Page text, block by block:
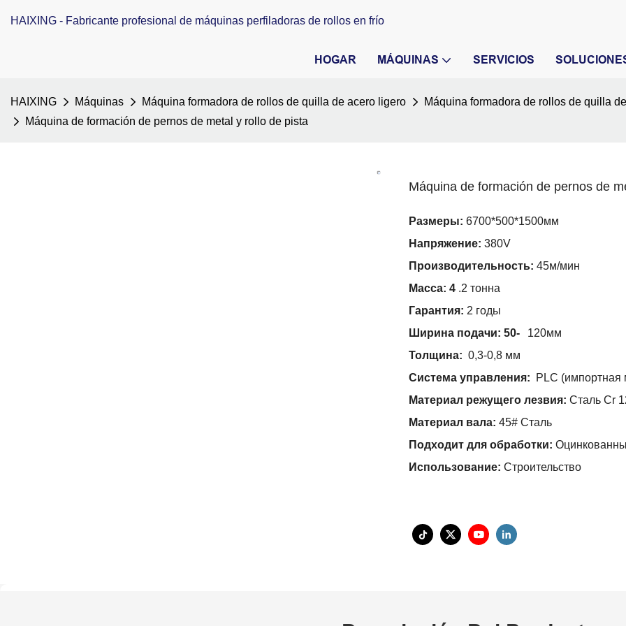
HAIXING - Fabricante profesional de máquinas perfiladoras de rollos en frío
HOGAR MÁQUINAS SERVICIOS
HAIXING Máquinas Máquina formadora de rollos de quilla de acero ligero
Máquina formadora de rollos de quilla
Máquina de formación de pernos de metal y rollo de pista
Máquina de formación de pernos de
Размеры: 6700*500*1500мм
Напряжение: 380V
Производительность: 45м/мин
Масса: 4 .2 тонна
Гарантия: 2 годы
Ширина подачи: 50-
120мм
Толщина: 0,3-0,8 мм
Система управления:
PLC (импортная
Материал режущего лезвия: Сталь Cr
Материал вала: 45# Сталь
Подходит для обработки:
Использование: Строительство